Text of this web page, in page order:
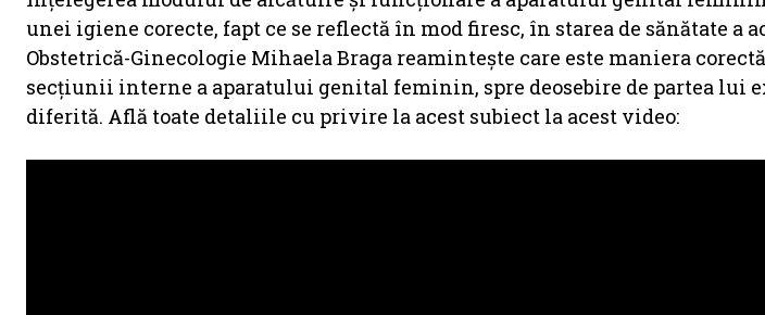
unei igiene corecte, fapt ce se reflectă în mod firesc, în starea de sănătate a
Obstetrică-Ginecologie Mihaela Braga reamintește care este maniera
secțiunii interne a aparatului genital feminin, spre deosebire de partea lui
diferită. Află toate detaliile cu privire la acest subiect la acest video: